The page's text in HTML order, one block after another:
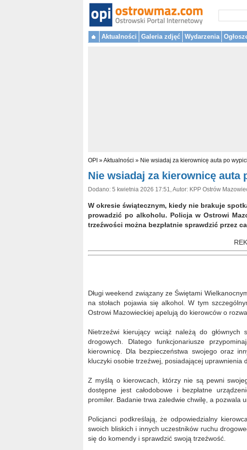
Aktualności Galeria zdjęć Wydarzenia
OPI »Aktualności » Nie wsiadaj za kierownicę auta po
Nie wsiadaj za kierownicę auta
Dodano: 5 kwietnia 2026 17:51, Autor: KPP Ostrów
W okresie świątecznym, kiedy nie brakuje
prowadzić po alkoholu. Policja w Ostrowi
trzeźwości można bezpłatnie sprawdzić przez
Długi weekend związany ze Świętami
na stołach pojawia się alkohol. W tym
Ostrowi Mazowieckiej apelują do kierowców o
Nietrzeźwi kierujący wciąż należą do głównych
drogowych. Dlatego funkcjonariusze
kierownicę. Dla bezpieczeństwa swojego oraz
kluczyki osobie trzeźwej, posiadającej uprawnienia
Z myślą o kierowcach, którzy nie są pewni
dostępne jest całodobowe i bezpłatne
promiler. Badanie trwa zaledwie chwilę, a pozwala
Policjanci podkreślają, że odpowiedzialny
swoich bliskich i innych uczestników ruchu
się do komendy i sprawdzić swoją trzeźwość.